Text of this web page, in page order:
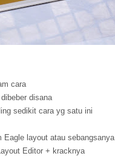
cara
disana
sedikit cara yg satu ini
Eagle layout atau sebangsanya
Editor + kracknya